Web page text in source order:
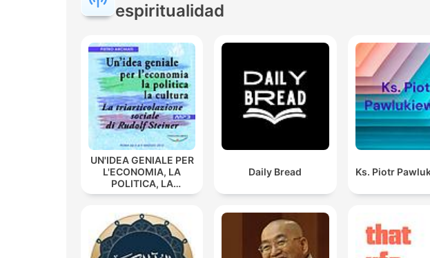
espiritualidad
UN'IDEA GENIALE PER
L'ECONOMIA, LA
POLITICA, LA
CULTURA - La
sociale di Rudolf
Steiner
Daily Bread Ks. Piotr